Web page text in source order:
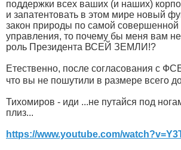
поддержки всех ваших (и наших)
и запатентовать в этом мире новый
закон природы по самой совершенной
управления, то почему бы меня вам не
роль Президента ВСЕЙ ЗЕМЛИ!?
Етественно, после согласования с
что вы не пошутили в размере всего
Тихомиров - иди ...не путайся под
плиз...
https://www.youtube.com/